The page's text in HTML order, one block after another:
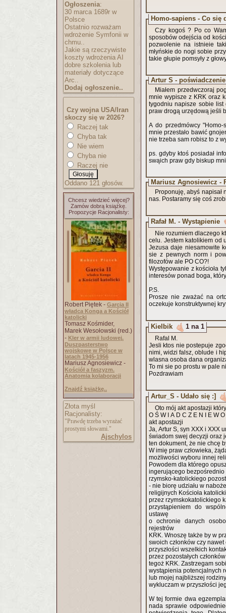
Ogłoszenia:
30 marca 1689r w
Polsce
Ostatnio rozważam
wdrożenie Symfonii w
chmu..
Jakie są rzeczywiste
koszty wdrożenia AI
dobre szkolenia lub
materiały dotyczące
Arc..
Dodaj ogłoszenie..
Czy wojna USA/Iran
skoczy się w 2026?
Raczej tak
Chyba tak
Nie wiem
Chyba nie
Raczej nie
Oddano 121 głosów.
Chcesz wiedzieć więcej?
Zamów dobrą książkę.
Propozycje Racjonalisty:
Robert Piętek - Garcia II
władca Konga a Kościół
katolicki
Tomasz Kośmider,
Marek Wesołowski (red.)
- Kler w armii ludowej.
Duszpasterstwo
wojskowe w Polsce w
latach 1945-1956
Mariusz Agnosiewicz -
Kościół a faszyzm.
Anatomia kolaboracji
Znajdź książkę..
Złota myśl
Racjonalisty:
"Prawdę trzeba wyrażać
prostymi słowami."
Ajschylos
Homo-sapiens - Co się
Czy kogoś ? Po co
sposobów odejścia od
pozwolenie na istnieie
młyńskie do nogi sobie
takie głupie pomsyły z
Artur S - poświadczenie
Miałem przedwczoraj
mnie wypisze z KRK oraz
tygodniu napisze sobie list
praw drogą urzędową jeśli
A do przedmówcy
mnie przestało bawić
nie trzeba sam robisz to z
ps. gdyby ktoś posiadał
swąich praw gdy biskup
Mariusz Agnosiewicz -
Proponuję, abyś
nas. Postaramy się coś
Rafał M. - Wystąpienie
Nie rozumiem dlaczego
celu. Jestem katolikiem od
Jezusa daje niesamowite
sie z pewnych norm i
filozofów ale PO CO?!
Występowanie z kościoła
interesów ponad boga,
P.S.
Prosze nie zważać na
oczekuje konstruktywnej
Kielbik 1 na 1
Rafal M.
Jesli ktos nie postepuje
nimi, widzi falsz, oblude i
wlasna osoba dana
To mi sie po prostu w pale
Pozdrawiam
Artur_S - Udało się :]
Oto mój akt apostazji
O Ś W I A D C Z E
akt apostazji
Ja, Artur S, syn XXX i XXX
świadom swej decyzji oraz
ten dokument, że nie chcę
W imię praw człowieka,
możliwości wyboru innej
Powodem dla którego
ingerującego bezpośrednio
rzymsko-katolickiego
- nie biorę udziału w
religijnych Kościoła
przez rzymskokatolickiego
przystąpieniem do
ustawę
o ochronie danych
rejestrów
KRK. Wnoszę także by w
swoich członków czy
przyszłości wszelkich
przez pozostałych
tegoż KRK. Zastrzegam
wystąpienia potencjalnych
lub mojej najbliższej
wykluczam w przyszłości
W tej formie dwa
nada sprawie